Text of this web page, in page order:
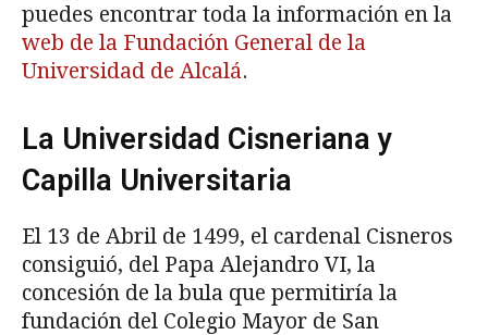
puedes encontrar toda la información en la
web de la Fundación General de la
Universidad de Alcalá.
La Universidad Cisneriana y
Capilla Universitaria
El 13 de Abril de 1499, el cardenal Cisneros
consiguió, del Papa Alejandro VI, la
concesión de la bula que permitiría la
fundación del Colegio Mayor de San